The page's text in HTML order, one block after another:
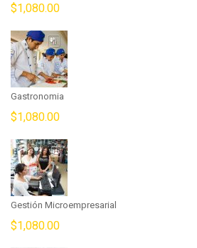
$1,080.00
Gastronomia
$1,080.00
Gestión Microempresarial
$1,080.00